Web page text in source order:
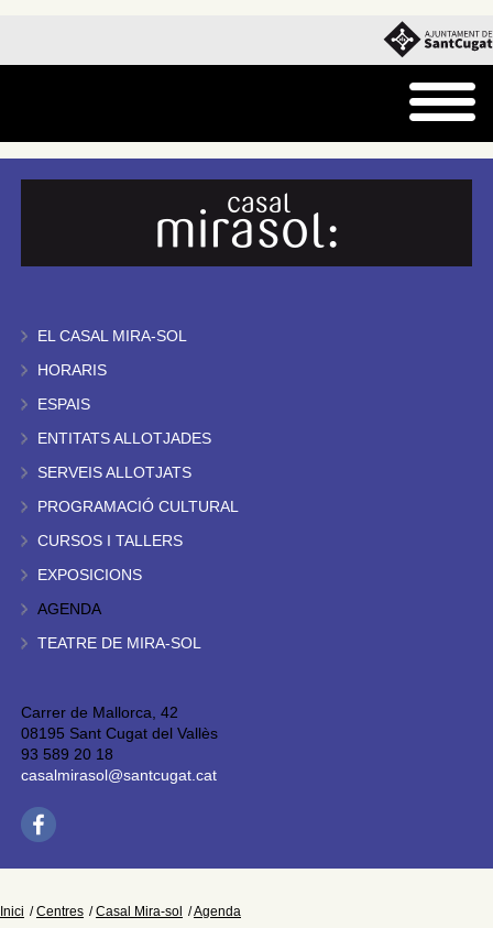
EL CASAL MIRA-SOL
HORARIS
ESPAIS
ENTITATS ALLOTJADES
SERVEIS ALLOTJATS
PROGRAMACIÓ CULTURAL
CURSOS I TALLERS
EXPOSICIONS
AGENDA
TEATRE DE MIRA-SOL
Carrer de Mallorca, 42
08195 Sant Cugat del Vallès
93 589 20 18
casalmirasol@santcugat.cat
Inici Centres Casal Mira-sol Agenda